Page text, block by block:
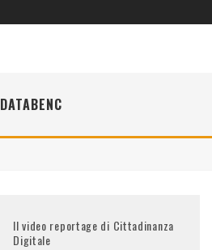
DATABENC
Il video reportage di Cittadinanza
Digitale